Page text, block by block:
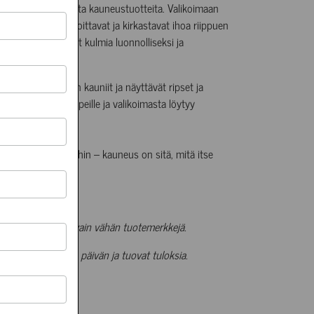
valikoiman muita kauneustuotteita. Valikoimaan
rauhoittavat ja kirkastavat ihoa riippuen
ja vahvistavat kulmia luonnolliseksi ja
saavuttamaan kauniit ja näyttävät ripset ja
kaikille ihotyypeille ja valikoimasta löytyy
– kauneus on sitä, mitä itse
on omistettu vain vähän tuotemerkkejä.
mukanasi koko päivän ja tuovat tuloksia.